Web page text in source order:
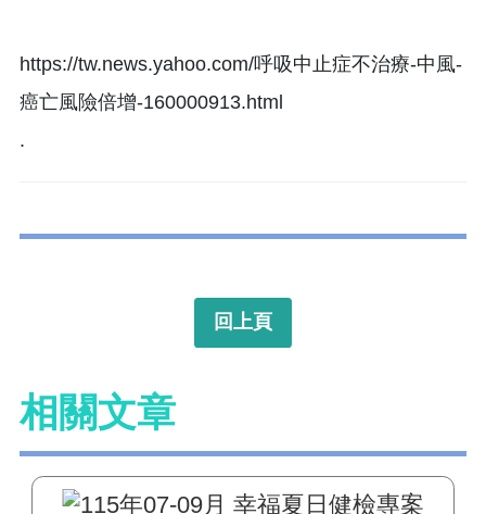
https://tw.news.yahoo.com/呼吸中止症不治療-中風-
癌亡風險倍增-160000913.html
.
回上頁
相關文章